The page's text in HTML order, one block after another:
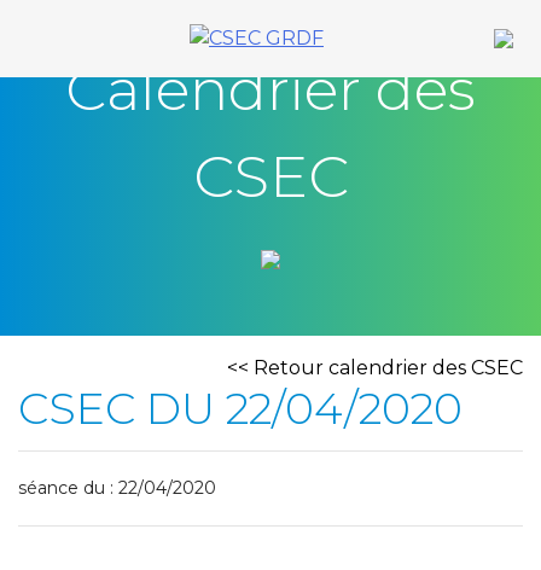
Calendrier des
CSEC
CSEC DU 22/04/2020
<< Retour calendrier des CSEC
séance du : 22/04/2020